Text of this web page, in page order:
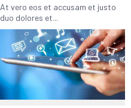
At vero eos et accusam et justo
duo dolores et...